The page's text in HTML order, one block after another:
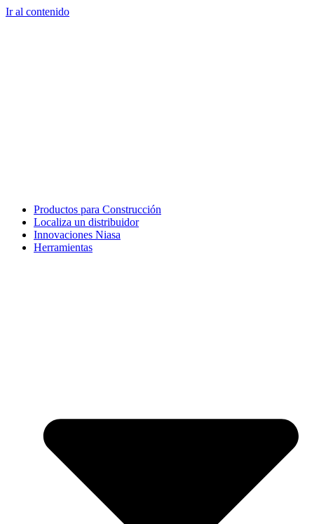
Ir al contenido
Productos para Construcción
Localiza un distribuidor
Innovaciones Niasa
Herramientas